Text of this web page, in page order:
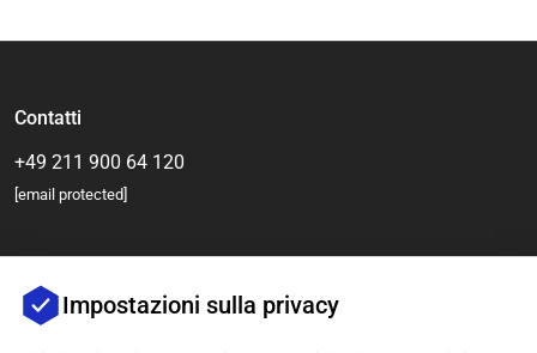
Contatti
+49 211 900 64 120
[email protected]
Impostazioni sulla privacy